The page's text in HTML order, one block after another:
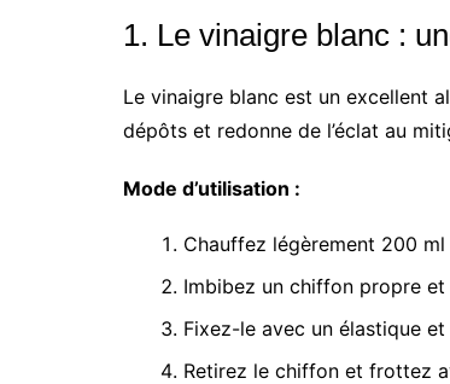
1. Le vinaigre blanc :
Le vinaigre blanc est un excellent
dépôts et redonne de l’éclat au
Mode d’utilisation :
Chauffez légèrement 200
Imbibez un chiffon propre
Fixez-le avec un élastique
Retirez le chiffon et frottez